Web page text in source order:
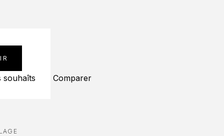
souhaîts Comparer